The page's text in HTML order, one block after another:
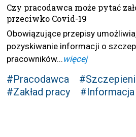
Czy pracodawca może pytać
przeciwko Covid-19
Obowiązujące przepisy
pozyskiwanie informacji o
pracowników... więcej
#Pracodawca
#Zakład pracy
#Informacja